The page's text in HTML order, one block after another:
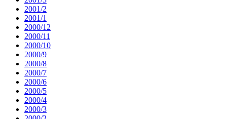
2001/2
2001/1
2000/12
2000/11
2000/10
2000/9
2000/8
2000/7
2000/6
2000/5
2000/4
2000/3